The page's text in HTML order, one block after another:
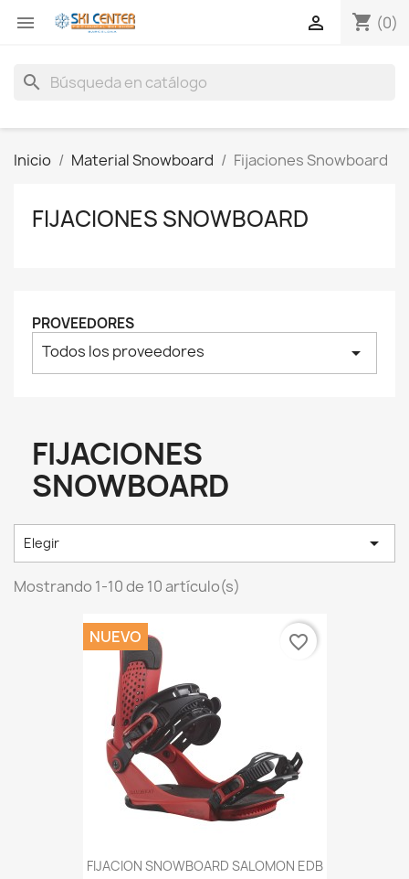
 shopping_cart (0)

search
Inicio Material Snowboard Fijaciones Snowboard
FIJACIONES SNOWBOARD
PROVEEDORES
Todos los proveedores arrow_drop_down
FIJACIONES
SNOWBOARD
Elegir 
Mostrando 1-10 de 10 artículo(s)
FIJACION SNOWBOARD SALOMON EDB
NUEVO favorite_border